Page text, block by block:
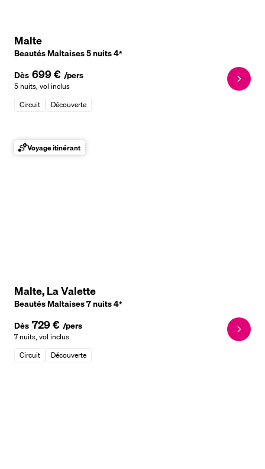
Malte
Beautés Maltaises 5 nuits4*
Dès 699 € /pers
5 nuits, vol inclus
Circuit
Découverte
Voyage itinérant
Malte, La Valette
Beautés Maltaises 7 nuits4*
Dès 729 € /pers
7 nuits, vol inclus
Circuit
Découverte